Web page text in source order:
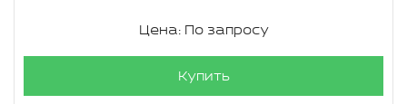
Цена: По запросу
Купить